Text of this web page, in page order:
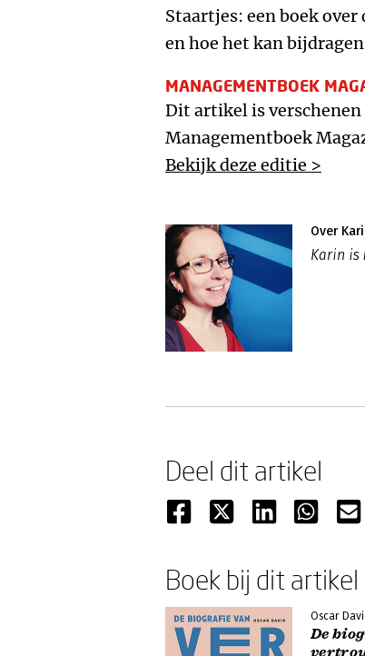
Staartjes: een boek
en hoe het kan
MANAGEMENTBOEK
Dit artikel is
Managementboek
Bekijk deze editie >
Over
Karin is
Deel dit artikel
Boek bij dit artikel
Oscar
De